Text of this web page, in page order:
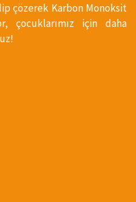
çözerek Karbon Monoksit
çocuklarımız için daha